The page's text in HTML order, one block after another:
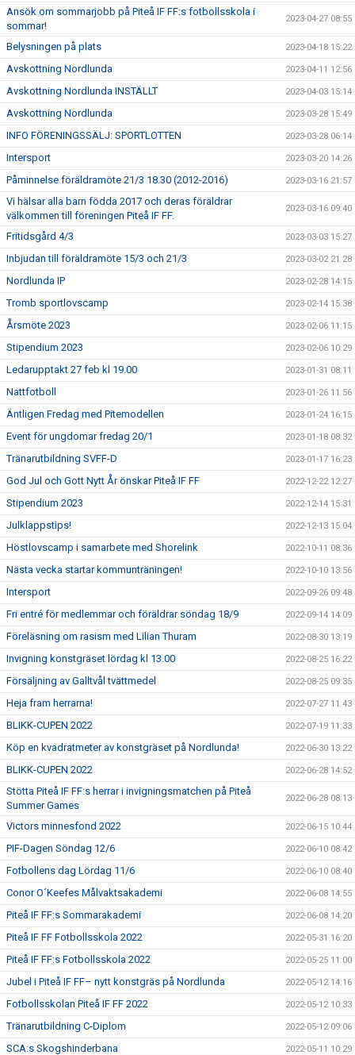
Ansök om sommarjobb på Piteå IF FF:s fotbollsskola i
sommar!
2023-04-27 08:55
Belysningen på plats 2023-04-18 15:22
Avskottning Nordlunda 2023-04-11 12:56
Avskottning Nordlunda INSTÄLLT 2023-04-03 15:14
Avskottning Nordlunda 2023-03-28 15:49
INFO FÖRENINGSSÄLJ: SPORTLOTTEN 2023-03-28 06:14
Intersport 2023-03-20 14:26
Påminnelse föräldramöte 21/3 18.30 (2012-2016) 2023-03-16 21:57
Vi hälsar alla barn födda 2017 och deras föräldrar
välkommen till föreningen Piteå IF FF.
2023-03-16 09:40
Fritidsgård 4/3 2023-03-03 15:27
Inbjudan till föräldramöte 15/3 och 21/3 2023-03-02 21:28
Nordlunda IP 2023-02-28 14:15
Tromb sportlovscamp 2023-02-14 15:38
Årsmöte 2023 2023-02-06 11:15
Stipendium 2023 2023-02-06 10:29
Ledarupptakt 27 feb kl 19.00 2023-01-31 08:11
Nattfotboll 2023-01-26 11:56
Äntligen Fredag med Pitemodellen 2023-01-24 16:15
Event för ungdomar fredag 20/1 2023-01-18 08:32
Tränarutbildning SVFF-D 2023-01-17 16:23
God Jul och Gott Nytt År önskar Piteå IF FF 2022-12-22 12:27
Stipendium 2023 2022-12-14 15:31
Julklappstips! 2022-12-13 15:04
Höstlovscamp i samarbete med Shorelink 2022-10-11 08:36
Nästa vecka startar kommunträningen! 2022-10-10 13:56
Intersport 2022-09-26 09:48
Fri entré för medlemmar och föräldrar söndag 18/9 2022-09-14 14:09
Föreläsning om rasism med Lilian Thuram 2022-08-30 13:19
Invigning konstgräset lördag kl 13.00 2022-08-25 16:22
Försäljning av Galltvål tvättmedel 2022-08-25 09:35
Heja fram herrarna! 2022-07-27 11:43
BLIKK-CUPEN 2022 2022-07-19 11:33
Köp en kvadratmeter av konstgräset på Nordlunda! 2022-06-30 13:22
BLIKK-CUPEN 2022 2022-06-28 14:52
Stötta Piteå IF FF:s herrar i invigningsmatchen på Piteå
Summer Games
2022-06-28 08:13
Victors minnesfond 2022 2022-06-15 10:44
PIF-Dagen Söndag 12/6 2022-06-10 08:42
Fotbollens dag Lördag 11/6 2022-06-10 08:40
Conor O´Keefes Målvaktsakademi 2022-06-08 14:55
Piteå IF FF:s Sommarakademi 2022-06-08 14:20
Piteå IF FF Fotbollsskola 2022 2022-05-31 16:20
Piteå IF FF:s Fotbollsskola 2022 2022-05-25 11:00
Jubel i Piteå IF FF– nytt konstgräs på Nordlunda 2022-05-12 14:16
Fotbollsskolan Piteå IF FF 2022 2022-05-12 10:33
Tränarutbildning C-Diplom 2022-05-12 09:06
SCA:s Skogshinderbana 2022-05-11 10:29